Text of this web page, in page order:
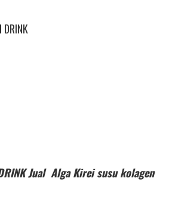
Jual Alga Kirei susu kolagen